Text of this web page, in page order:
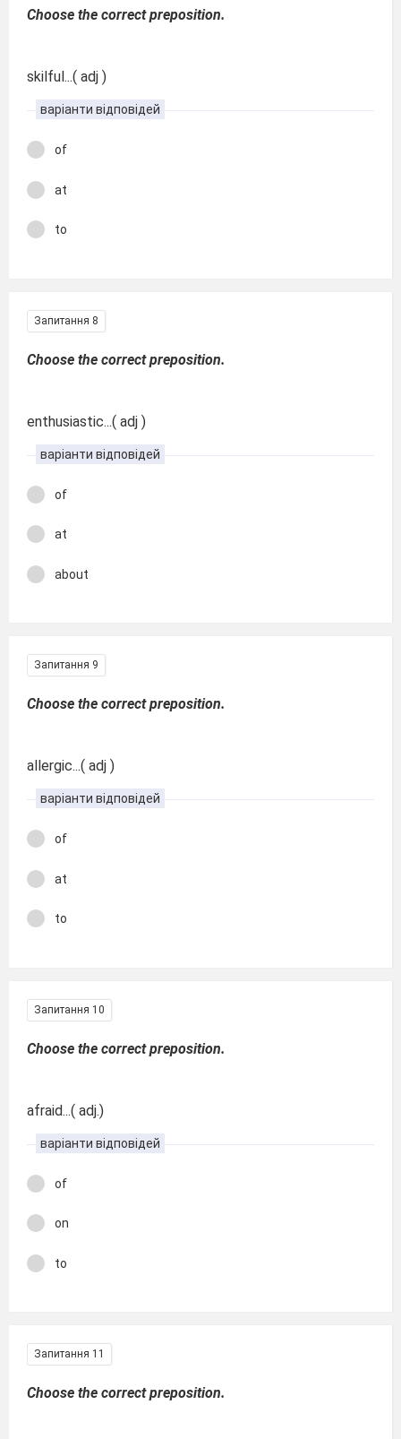
Choose the correct preposition.
skilful...( adj )
варіанти відповідей
of
at
to
Запитання 8
Choose the correct preposition.
enthusiastic...( adj )
варіанти відповідей
of
at
about
Запитання 9
Choose the correct preposition.
allergic...( adj )
варіанти відповідей
of
at
to
Запитання 10
Choose the correct preposition.
afraid...( adj.)
варіанти відповідей
of
on
to
Запитання 11
Choose the correct preposition.